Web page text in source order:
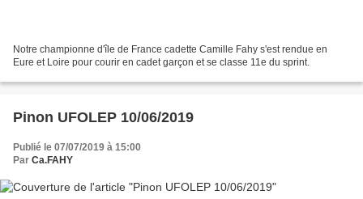
Notre championne d'île de France cadette Camille Fahy s'est rendue en
Eure et Loire pour courir en cadet garçon et se classe 11e du sprint.
Pinon UFOLEP 10/06/2019
Publié le 07/07/2019 à 15:00
Par Ca.FAHY